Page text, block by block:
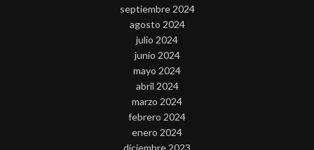
septiembre 2024
agosto 2024
julio 2024
junio 2024
mayo 2024
abril 2024
marzo 2024
febrero 2024
enero 2024
diciembre 2023